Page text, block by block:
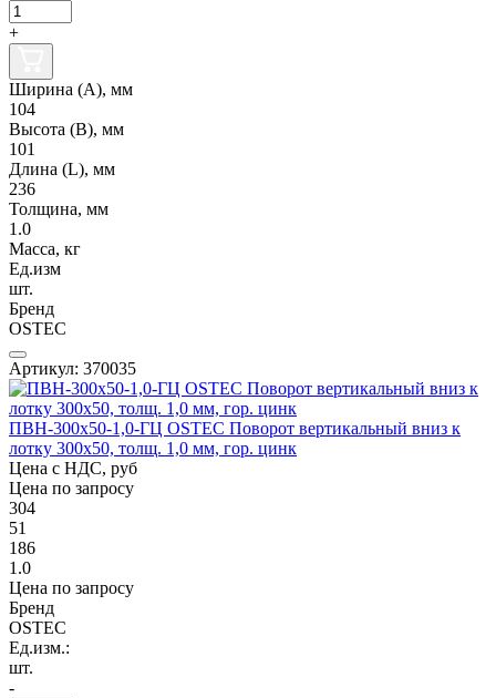
+
Ширина (А), мм
104
Высота (В), мм
101
Длина (L), мм
236
Толщина, мм
1.0
Масса, кг
Ед.изм
шт.
Бренд
OSTEC
Артикул: 370035
ПВН-300х50-1,0-ГЦ OSTEC Поворот вертикальный вниз к
лотку 300х50, толщ. 1,0 мм, гор. цинк
Цена с НДС, руб
Цена по запросу
304
51
186
1.0
Цена по запросу
Бренд
OSTEC
Ед.изм.:
шт.
-